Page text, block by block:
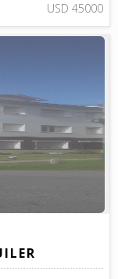
USD 45000